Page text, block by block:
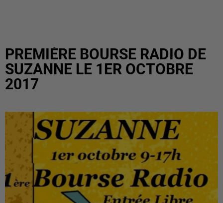
PREMIÈRE BOURSE RADIO DE
SUZANNE LE 1ER OCTOBRE
2017